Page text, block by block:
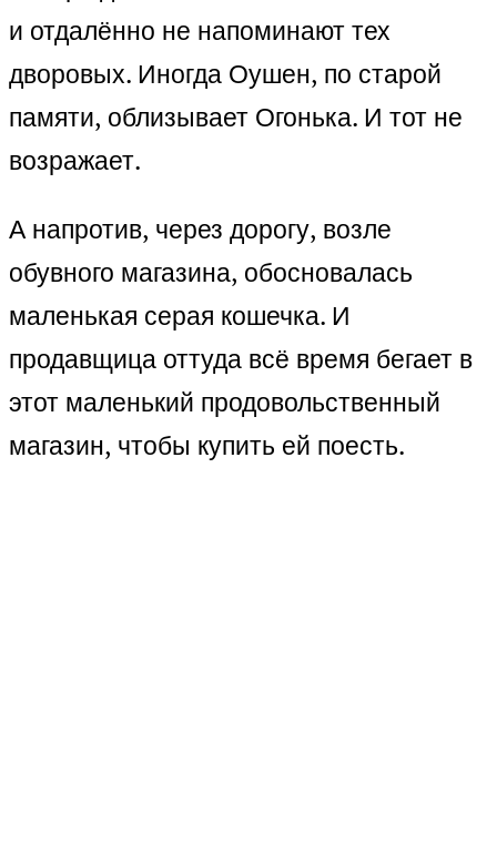
и отдалённо не напоминают тех
дворовых. Иногда Оушен, по старой
памяти, облизывает Огонька. И тот не
возражает.
А напротив, через дорогу, возле
обувного магазина, обосновалась
маленькая серая кошечка. И
продавщица оттуда всё время бегает в
этот маленький продовольственный
магазин, чтобы купить ей поесть.